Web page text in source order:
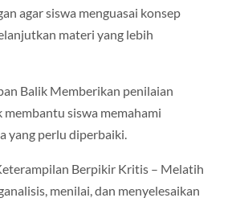
agar siswa menguasai konsep
materi yang lebih
Balik Memberikan penilaian
siswa memahami
yang perlu diperbaiki.
Berpikir Kritis – Melatih
menilai, dan menyelesaikan